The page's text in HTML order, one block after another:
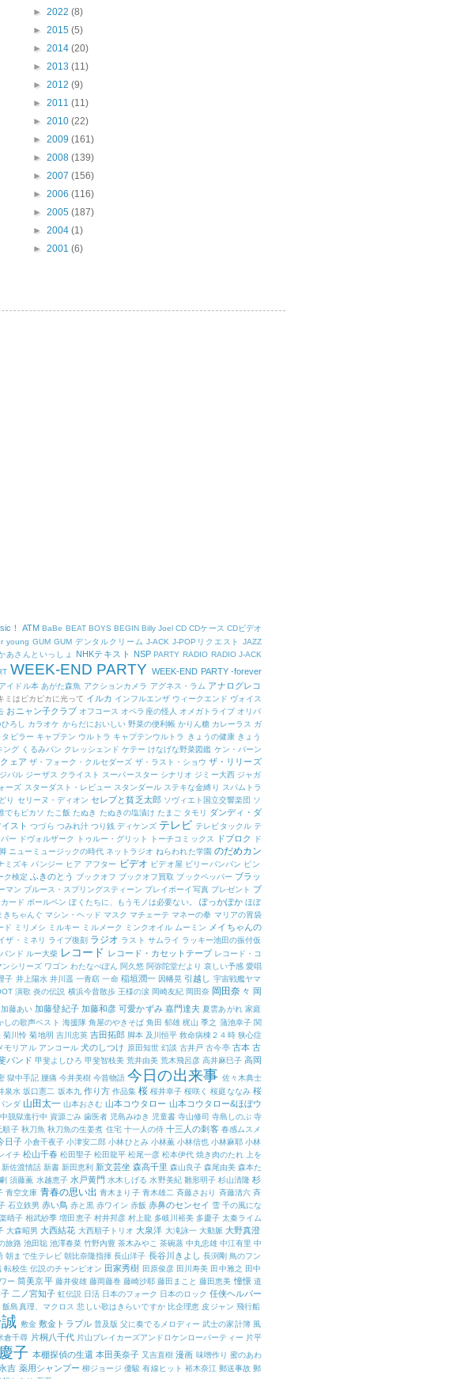
► 2022 (8)
► 2015 (5)
► 2014 (20)
► 2013 (11)
► 2012 (9)
► 2011 (11)
► 2010 (22)
► 2009 (161)
► 2008 (139)
► 2007 (156)
► 2006 (116)
► 2005 (187)
► 2004 (1)
► 2001 (6)
！ ATM BaBe BEAT BOYS BEGIN Billy Joel CD CDケース CDビデオ
young GUM GUM デンタルクリーム J-ACK J-POPリクエスト
JAZZ
あさんといっしょ NHKテキスト NSP PARTY RADIO RADIO J-ACK
WEEK-END PARTY WEEK-END PARTY -forever
アイドル本 あがた森魚 アクションカメラ アグネス・ラム アナログレコ
ミはピカピカに光って イルカ インフルエンザ ウィークエンド ヴォイス
おニャン子クラブ オフコース オペラ座の怪人 オメガトライブ オリバ
ろし カラオケ からだにおいしい 野菜の便利帳 かりん糖 カレーラス ガ
タピラー キャプテン ウルトラ キャプテンウルトラ きょうの健康 きょう
ング くるみパン クレッシェンド ケテー けなげな野菜図鑑 ケン・バーン
ェア ザ・フォーク・クルセダーズ ザ・ラスト・ショウ ザ・リリーズ
バル ジーザス クライスト スーパースター シナリオ ジミー大西 ジャガ
ーズ スターダスト・レビュー スタンダール ステキな金縛り スパムトラ
り セリーヌ・ディオン セレブと貧乏太郎 ソヴィエト国立交響楽団 ソ
でもピカソ たこ飯 たぬき たぬきの塩漬け たまご タモリ ダンディ・ダ
イスト つづら つみれ汁 つり銭 ディケンズ テレビ テレビタックル テ
ー ドヴォルザーク トゥルー・グリット トーチコミックス ドブロク
ド
ニューミュージックの時代 ネットラジオ ねらわれた学園 のだめカン
ミズキ パンジー ヒア アフター ビデオ ビデオ屋 ビリーバンバン ピン
ク検定 ふきのとう ブックオフ ブックオフ買取 ブックペッパー ブラッ
マン ブルース・スプリングスティーン プレイボーイ写真 プレゼント ブ
ード ボールペン ぼくたちに、もうモノは必要ない。 ぽっかぽか ほぼ
きちゃんぐ マシン・ヘッド マスク マチェーテ マネーの拳 マリアの胃袋
ド ミリメシ ミルキー ミルメーク ミンクオイル ムーミン
メイちゃんの
ザ・ミネリ ライブ復刻 ラジオ ラスト サムライ ラッキー池田の振付仮
ンド ルー大柴 レコード レコード・カセットテープ レコード・コ
ンシリーズ ワゴン わたなべぽん 阿久悠 阿弥陀堂だより 哀しい予感 愛唱
子 井上陽水 井川遥 一青窈 一命 稲垣潤一 因幡晃 引越し 宇宙戦艦ヤマ
演歌 炎の伝説 横浜今昔散歩 王様の涙 岡崎友紀 岡田奈 岡田奈々 岡
加藤あい 加藤登紀子 加藤和彦 可愛かずみ 嘉門達夫 夏雲あがれ 家庭
しの歌声ベスト 海援隊 角屋のやきそば 角田 郁雄 梶山 季之 蒲池幸子 関
菊川怜 菊地明 吉川忠英 吉田拓郎 脚本 及川恒平 救命病棟２４時 狭心症
モリアル アンコール 犬のしつけ 原田知世 幻談 古井戸 古今亭 古本 古
バンド 甲斐よしひろ 甲斐智枝美 荒井由美 荒木飛呂彦 高井麻巳子 高岡
獄中手記 腰痛 今井美樹 今昔物語 今日の出来事 佐々木典士
泉水 坂口憲二 坂本九 作り方 作品集 桜 桜井幸子 桜咲く 桜庭ななみ 桜
ンダ 山田太一 山本おさむ 山本コウタロー 山本コウタロー&ほぼウ
脱獄進行中 資源ごみ 歯医者 児島みゆき 児童書 寺山修司 寺島しのぶ 寺
順子 秋刀魚 秋刀魚の生姜煮 住宅 十一人の侍 十三人の刺客 春感ムスメ
日子 小倉千夜子 小津安二郎 小林ひとみ 小林薫 小林信也 小林麻耶 小林
イチ 松山千春 松田聖子 松田龍平 松尾一彦 松本伊代 焼き肉のたれ
上を
新佐渡情話 新書 新田恵利 新文芸坐 森高千里 森山良子 森尾由美 森本た
須藤薫 水越恵子 水戸黄門 水木しげる 水野美紀 雛形明子 杉山清隆 杉
青空文庫 青春の思い出 青木まり子 青木雄二 斉藤さおり 斉藤清六 斉
石立鉄男 赤い鳥 赤と黒 赤ワイン 赤飯 赤鼻のセンセイ 雪 千の風にな
晴子 相武紗季 増田恵子 村井邦彦 村上龍 多岐川裕美 多慶子 太秦ライム
大森昭男 大西結花 大西順子トリオ 大泉洋 大滝詠一 大動脈 大野真澄
旅路 池田聡 池澤春菜 竹野内豊 茶木みやこ 茶碗蒸 中丸忠雄 中江有里 中
朝まで生テレビ 朝比奈隆指揮 長山洋子 長谷川きよし 長渕剛 鳥のフン
転校生 伝説のチャンピオン 田家秀樹 田原俊彦 田川寿美 田中雅之 田中
ー 筒美京平 藤井俊雄 藤岡藤巻 藤崎沙耶 藤田まこと 藤田恵美 憧憬 道
二ノ宮知子 虹伝説 日活 日本のフォーク 日本のロック 任侠ヘルパー
飯島真理、マクロス 悲しい歌はきらいですか 比企理恵 皮ジャン 飛行船
敷金 敷金トラブル 普及版 父に奏でるメロディー 武士の家計簿 風
倉千尋 片桐八千代 片山ブレイカーズアンドロケンローパーティー
片平
子 本棚探偵の生還 本田美奈子 又吉直樹 漫画 味噌作り 蜜のあわ
吉 薬用シャンプー 柳ジョージ 優駿 有線ヒット 裕木奈江 郵送事故 郵